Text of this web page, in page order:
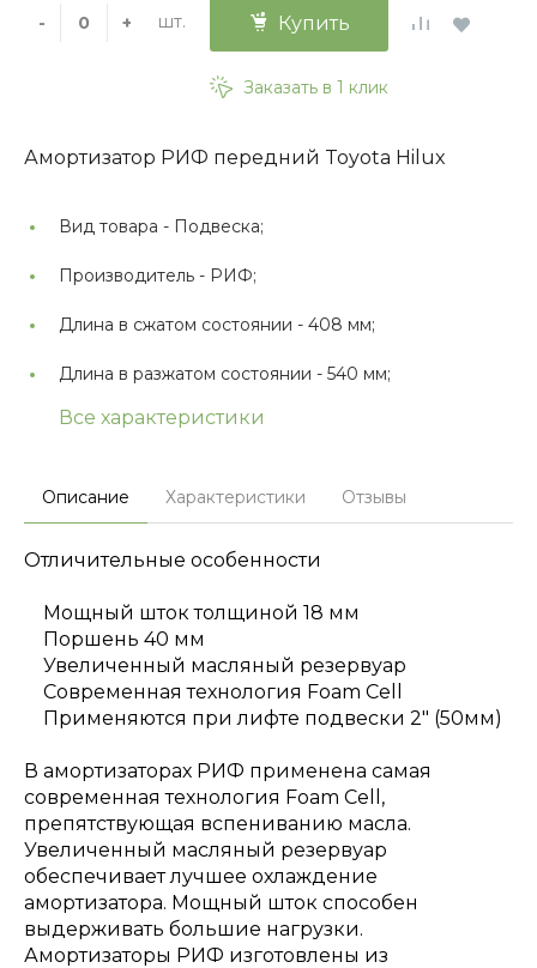
- + шт. Купить
Заказать в 1 клик
Амортизатор РИФ передний Toyota Hilux
Вид товара - Подвеска;
Производитель - РИФ;
Длина в сжатом состоянии - 408 мм;
Длина в разжатом состоянии - 540 мм;
Все характеристики
Описание Характеристики Отзывы
Отличительные особенности
Мощный шток толщиной 18 мм
Поршень 40 мм
Увеличенный масляный резервуар
Современная технология Foam Cell
Применяются при лифте подвески 2" (50мм)
В амортизаторах РИФ применена самая
современная технология Foam Cell,
препятствующая вспениванию масла.
Увеличенный масляный резервуар
обеспечивает лучшее охлаждение
амортизатора. Мощный шток способен
выдерживать большие нагрузки.
Амортизаторы РИФ изготовлены из